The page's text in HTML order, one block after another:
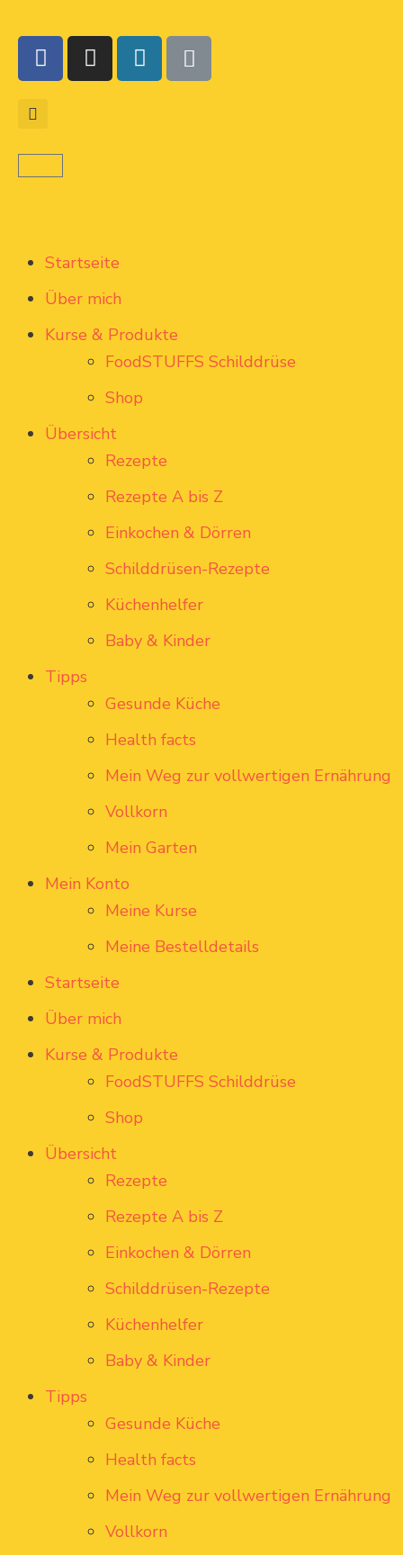
Startseite
Über mich
Kurse & Produkte
FoodSTUFFS Schilddrüse
Shop
Übersicht
Rezepte
Rezepte A bis Z
Einkochen & Dörren
Schilddrüsen-Rezepte
Küchenhelfer
Baby & Kinder
Tipps
Gesunde Küche
Health facts
Mein Weg zur vollwertigen Ernährung
Vollkorn
Mein Garten
Mein Konto
Meine Kurse
Meine Bestelldetails
Startseite
Über mich
Kurse & Produkte
FoodSTUFFS Schilddrüse
Shop
Übersicht
Rezepte
Rezepte A bis Z
Einkochen & Dörren
Schilddrüsen-Rezepte
Küchenhelfer
Baby & Kinder
Tipps
Gesunde Küche
Health facts
Mein Weg zur vollwertigen Ernährung
Vollkorn